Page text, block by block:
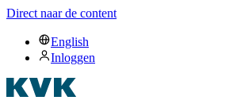
Direct naar de content
English
Inloggen